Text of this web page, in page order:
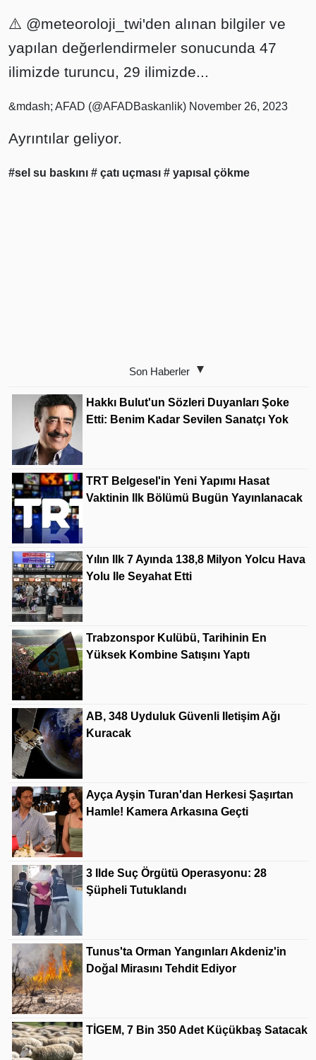
⚠️ @meteoroloji_twi'den alınan bilgiler ve
yapılan değerlendirmeler sonucunda 47
ilimizde turuncu, 29 ilimizde...
&mdash; AFAD (@AFADBaskanlik) November 26, 2023
Ayrıntılar geliyor.
#sel su baskını # çatı uçması # yapısal çökme
Son Haberler
Hakkı Bulut'un Sözleri Duyanları Şoke
Etti: Benim Kadar Sevilen Sanatçı Yok
TRT Belgesel'in Yeni Yapımı Hasat
Vaktinin Ilk Bölümü Bugün Yayınlanacak
Yılın Ilk 7 Ayında 138,8 Milyon Yolcu Hava
Yolu Ile Seyahat Etti
Trabzonspor Kulübü, Tarihinin En
Yüksek Kombine Satışını Yaptı
AB, 348 Uyduluk Güvenli Iletişim Ağı
Kuracak
Ayça Ayşin Turan'dan Herkesi Şaşırtan
Hamle! Kamera Arkasına Geçti
3 Ilde Suç Örgütü Operasyonu: 28
Şüpheli Tutuklandı
Tunus'ta Orman Yangınları Akdeniz'in
Doğal Mirasını Tehdit Ediyor
TİGEM, 7 Bin 350 Adet Küçükbaş Satacak